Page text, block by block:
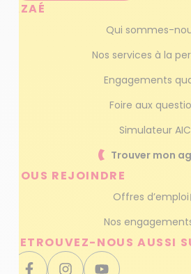
AZAÉ
Qui sommes-
Nos services à la
Engagements
Foire aux
Simulateur
Trouver mon
NOUS REJOINDRE
Offres d’emploi
Nos
RETROUVEZ-NOUS AUSSI